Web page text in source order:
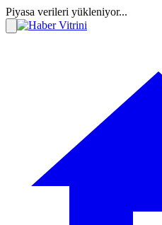
Piyasa verileri yükleniyor...